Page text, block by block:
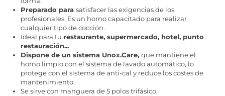
Preparado para satisfacer las exigencias de los
profesionales. Es un horno capacitado para realizar
cualquier tipo de cocción.
Ideal para tu restaurante, supermercado, hotel, punto
restauración...
Dispone de un sistema Unox.Care, que mantiene el
horno limpio con el sistema de lavado automático, lo
protege con el sistema de anti-cal y reduce los costes de
mantenimiento.
Se sirve con manguera de 5 polos trifásico.